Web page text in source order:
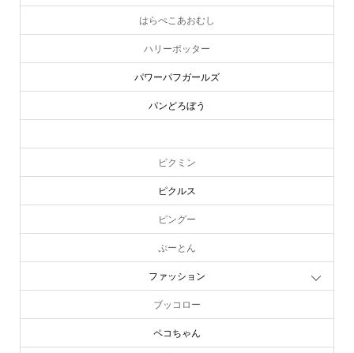
はらぺこあおむし
ハリーポッター
パワーパフガールズ
パンどろぼう
ピクミン
ピクルス
ピングー
ぷーとん
ファッション
ブッコロー
ペコちゃん